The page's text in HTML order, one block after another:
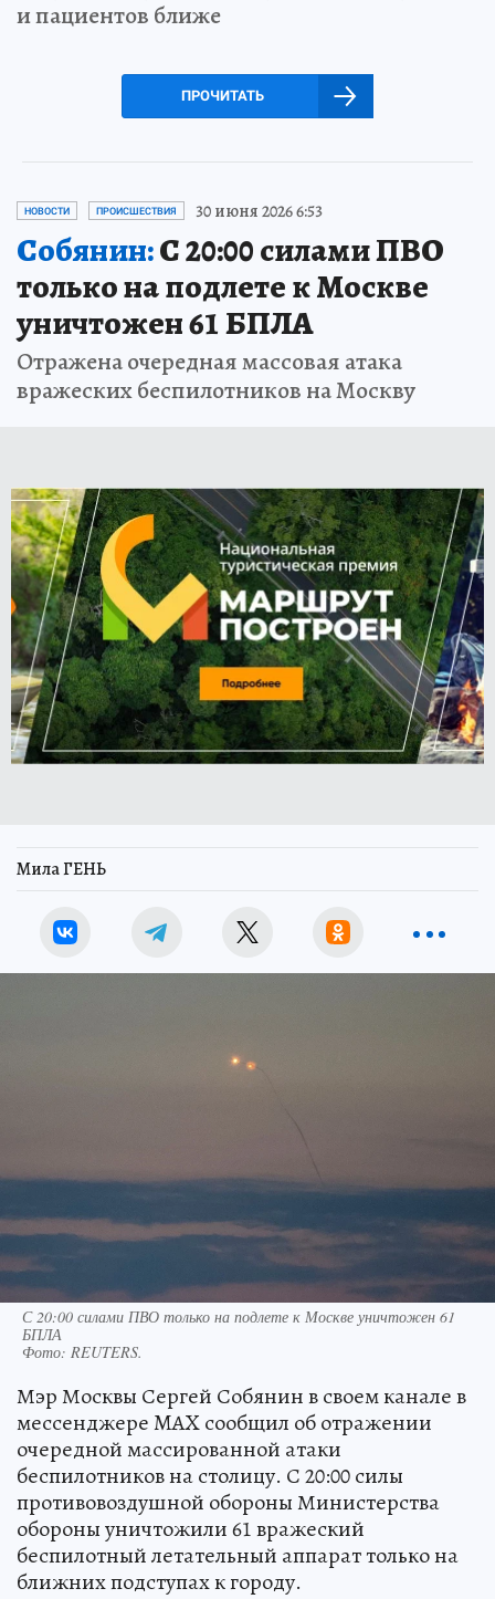
и пациентов ближе
ПРОЧИТАТЬ
НОВОСТИ ПРОИСШЕСТВИЯ 30 июня 2026 6:53
Собянин:С 20:00 силами ПВО
только на подлете к Москве
уничтожен 61 БПЛА
Отражена очередная массовая атака
вражеских беспилотников на Москву
Мила ГЕНЬ
С 20:00 силами ПВО только на подлете к Москве уничтожен 61
БПЛА
Фото: REUTERS.
Мэр Москвы Сергей Собянин в своем канале в
мессенджере MAX сообщил об отражении
очередной массированной атаки
беспилотников на столицу. С 20:00 силы
противовоздушной обороны Министерства
обороны уничтожили 61 вражеский
беспилотный летательный аппарат только на
ближних подступах к городу.